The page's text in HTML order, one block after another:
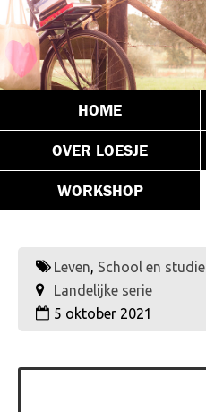
HOME
OVER LOESJE
WORKSHOP
Leven, School en studie
Landelijke serie
5 oktober 2021